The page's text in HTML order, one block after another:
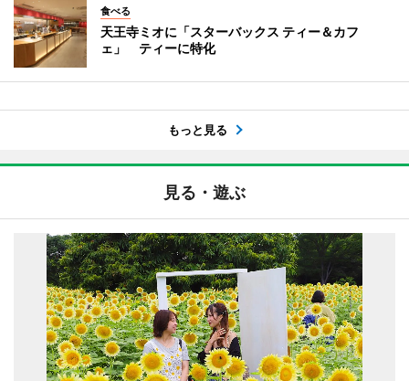
食べる
天王寺ミオに「スターバックス ティー＆カフ
ェ」 ティーに特化
もっと見る
見る・遊ぶ